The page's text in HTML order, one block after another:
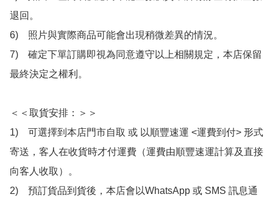
退回。
6)　照片與實際商品可能會出現稍微差異的情況。
7)　確定下單訂購即視為同意遵守以上相關規定，本店保留
最終決定之權利。
＜＜取貨安排：＞＞
1)　可選擇到本店門市自取 或 以順豐速運 <運費到付> 形式
寄送，客人在收貨時才付運費（運費由順豐速運計算及直接
向客人收取）。
2)　預訂貨品到貨後，本店會以WhatsApp 或 SMS 訊息通